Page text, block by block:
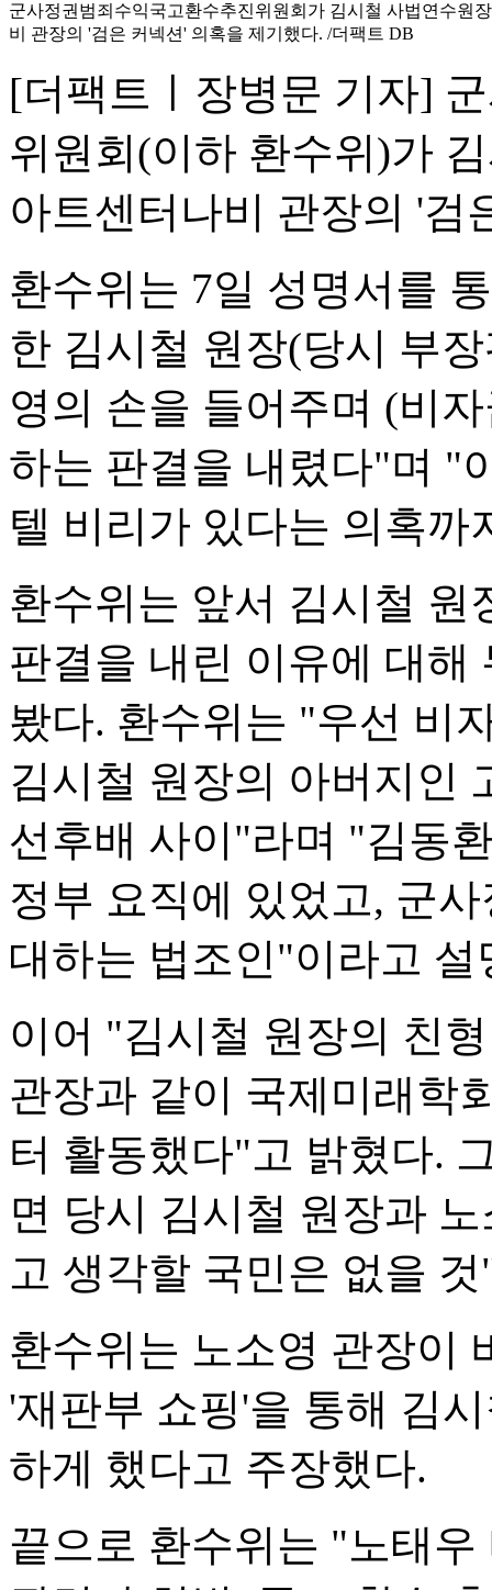
군사정권범죄수익국고환수추진위원회가 김시철 사법연수원
비 관장의 '검은 커넥션' 의혹을 제기했다. /더팩트 DB
[더팩트ㅣ장병문 기자]
위원회(이하 환수위)가
아트센터나비 관장의 '검
환수위는 7일 성명서를
한 김시철 원장(당시 부
영의 손을 들어주며 (비
하는 판결을 내렸다"며 "
텔 비리가 있다는 의혹
환수위는 앞서 김시철 원
판결을 내린 이유에 대해
봤다. 환수위는 "우선 비
김시철 원장의 아버지인
선후배 사이"라며 "김동
정부 요직에 있었고, 군
대하는 법조인"이라고 설
이어 "김시철 원장의 친
관장과 같이 국제미래학
터 활동했다"고 밝혔다.
면 당시 김시철 원장과
고 생각할 국민은 없을
환수위는 노소영 관장이
'재판부 쇼핑'을 통해 김
하게 했다고 주장했다.
끝으로 환수위는 "노태